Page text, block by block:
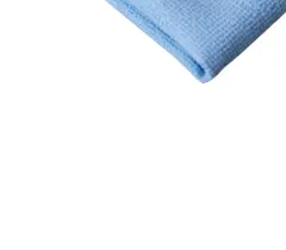
Автохимия